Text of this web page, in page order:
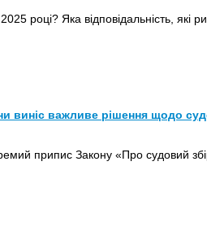
році? Яка відповідальність, які
виніс важливе рішення щодо
припис Закону «Про судовий